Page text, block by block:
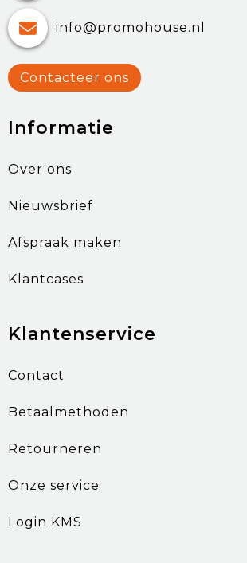
info@promohouse.nl
Contacteer ons
Informatie
Over ons
Nieuwsbrief
Afspraak maken
Klantcases
Klantenservice
Contact
Betaalmethoden
Retourneren
Onze service
Login KMS